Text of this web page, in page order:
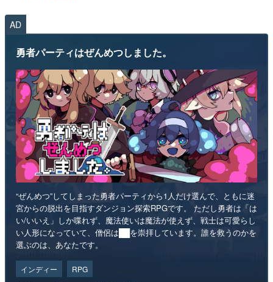
AD
勇者パーティはぜんめつしました。
“ぜんめつ”してしまった勇者パーティから1人だけ選んで、ともに迷
宮からの脱出を目指すダンジョン探索RPGです。 ただし勇者は「は
い/いいえ」しか喋れず、魔法使いは魔法が使えず、戦士は可愛らし
い人形になっていて、僧侶は██を崇拝しています。誰を救うのかを
選ぶのは、あなたです。
インディー RPG